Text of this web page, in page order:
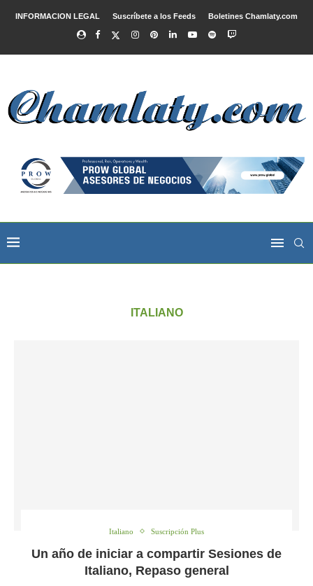
INFORMACION LEGAL Suscríbete a los Feeds Boletines Chamlaty.com
ITALIANO
Italiano Suscripción Plus
Un año de iniciar a compartir Sesiones de
Italiano, Repaso general